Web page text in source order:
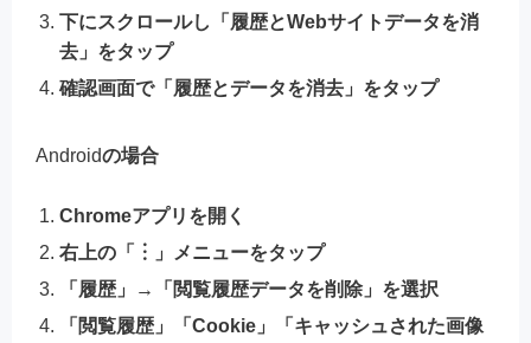
下にスクロールし「履歴とWebサイトデータを消
去」をタップ
確認画面で「履歴とデータを消去」をタップ
Androidの場合
Chromeアプリを開く
右上の「︙」メニューをタップ
「履歴」→「閲覧履歴データを削除」を選択
「閲覧履歴」「Cookie」「キャッシュされた画像